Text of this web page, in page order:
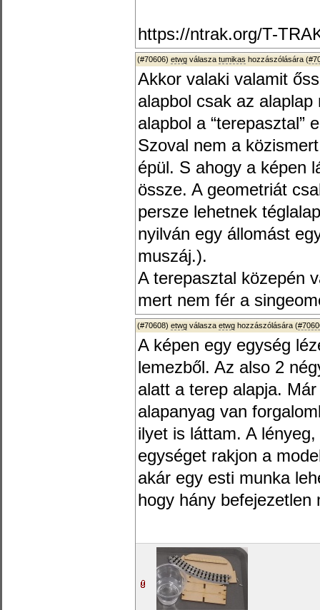
https://ntrak.org/T-
(#70606) etwg válasza tumikas hozzászólására (
Akkor valaki valamit
alapbol csak az
alapbol a “terepasztal”
Szoval nem a
épül. S ahogy a képen
össze. A geometriát
persze lehetnek
nyilván egy állomást
muszáj.).
A terepasztal közepén
mert nem fér a
(#70608) etwg válasza etwg hozzászólására (
A képen egy egység
lemezből. Az also 2
alatt a terep alapja.
alapanyag van
ilyet is láttam. A
egységet rakjon a
akár egy esti munka
hogy hány befejezetlen